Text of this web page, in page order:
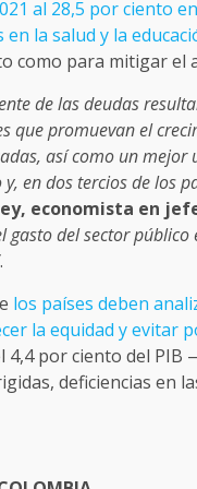
al 28,5 por ciento
en la salud y la
como para mitigar el
de las deudas
que promuevan el
así como un
en dos tercios de los
economista en
gasto del sector
.
los países deben
la equidad y evitar
4,4 por ciento del
deficiencias en